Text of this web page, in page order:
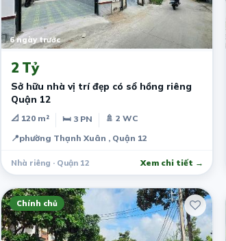
6 ngày trước
2 Tỷ
Sở hữu nhà vị trí đẹp có sổ hồng riêng
Quận 12
📐 120 m² 🛏 3 PN
🚿 2 WC
📍phường Thạnh Xuân , Quận 12
Nhà riêng · Quận 12 Xem chi tiết →
Chính chủ